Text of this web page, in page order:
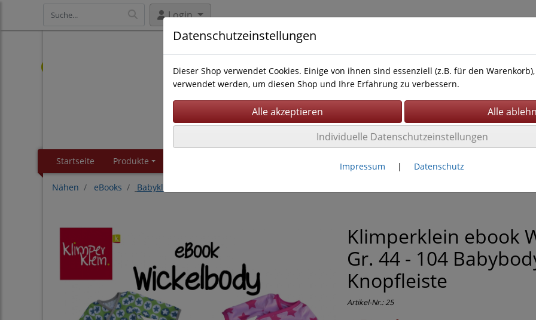
Login
Startseite Produkte AGB
Nähen eBooks Babykleidung
Klimperklein ebook
Gr. 44 - 104
Knopfleiste
Artikel-Nr.:25
Datenschutzeinstellungen
Dieser Shop verwendet Cookies. Einige von ihnen sind essenziell (z.B. für den
verwendet werden, um diesen Shop und Ihre Erfahrung zu verbessern.
Individuelle Datenschutzeinstellungen
Impressum | Datenschutz